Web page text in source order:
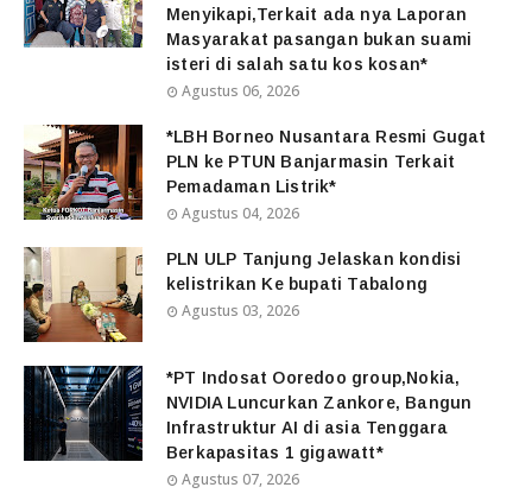
Menyikapi,Terkait ada nya Laporan
Masyarakat pasangan bukan suami
isteri di salah satu kos kosan*
Agustus 06, 2026
*LBH Borneo Nusantara Resmi Gugat
PLN ke PTUN Banjarmasin Terkait
Pemadaman Listrik*
Agustus 04, 2026
PLN ULP Tanjung Jelaskan kondisi
kelistrikan Ke bupati Tabalong
Agustus 03, 2026
*PT Indosat Ooredoo group,Nokia,
NVIDIA Luncurkan Zankore, Bangun
Infrastruktur AI di asia Tenggara
Berkapasitas 1 gigawatt*
Agustus 07, 2026